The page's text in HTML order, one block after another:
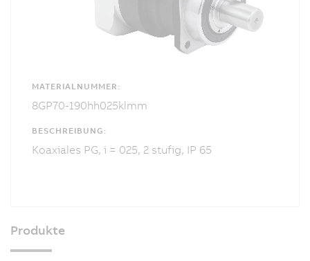
MATERIALNUMMER:
8GP70-190hh025klmm
BESCHREIBUNG:
Koaxiales PG, i = 025, 2 stufig, IP 65
Produkte